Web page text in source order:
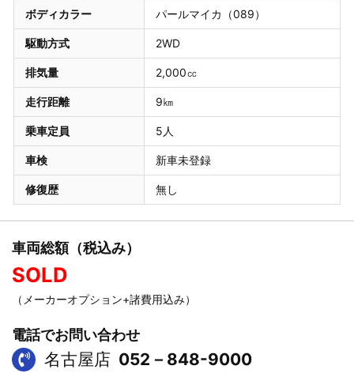
ボディカラー パールマイカ（089）
駆動方式 2WD
排気量 2,000㏄
走行距離 9㎞
乗車定員 5人
車検 新車未登録
修復歴 無し
車両総額（税込み）
SOLD
（メーカーオプション+諸費用込み）
電話でお問い合わせ
名古屋店 052－848-9000